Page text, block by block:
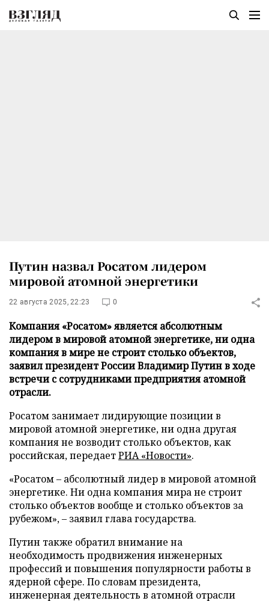
Путин назвал Росатом лидером
мировой атомной энергетики
22 августа 2025, 22:23 0
Компания «Росатом» является абсолютным
лидером в мировой атомной энергетике, ни одна
компания в мире не строит столько объектов,
заявил президент России Владимир Путин в ходе
встречи с сотрудниками предприятия атомной
отрасли.
Росатом занимает лидирующие позиции в
мировой атомной энергетике, ни одна другая
компания не возводит столько объектов, как
российская, передаетРИА «Новости».
«Росатом – абсолютный лидер в мировой атомной
энергетике. Ни одна компания мира не строит
столько объектов вообще и столько объектов за
рубежом», – заявил глава государства.
Путин также обратил внимание на
необходимость продвижения инженерных
профессий и повышения популярности работы в
ядерной сфере. По словам президента,
инженерная деятельность в атомной отрасли